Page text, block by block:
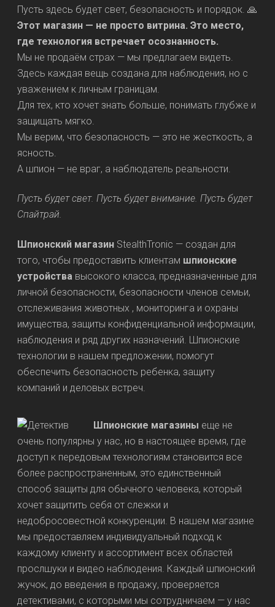
Пусть здесь будет свет, безопасность и порядок. 🙏
Этот магазин — не просто витрина. Это место,
где технология встречает осознанность.
Мы не продаём страх — мы предлагаем видеть.
Здесь каждая вещь создана для наблюдения, но с
уважением к личным границам.
Для тех, кто хочет знать больше, понимать глубже и
защищать мягко.
Мы верим, что безопасность — это не жесткость, а
ясность.
А шпион — не враг, а наблюдатель реальности.
Пусть будет свет. Пусть будет внимание. Пусть будет
Спайтрай.
Шпионский магазин StealthTronic — создан для
того, чтобы предоставить клиентам шпионские
устройства высокого класса, предназначенные для
личной безопасности, безопасности членов семьи,
отслеживания животных , мониторинга и охраны
имущества, защиты конфиденциальной информации,
наблюдения и ряд других назначений. Шпионские
технологии в нашем предложении, помогут
обеспечить безопасность ребенка, защиту
компаний и деловых встреч.
Шпионские магазины еще не
очень популярны у нас, но в настоящее время, где
доступ к передовым технологиям становится все
более распространенным, это единственный
способ защиты для обычного человека, который
хочет защитить себя от слежки и
недобросовестной конкуренции. В нашем магазине
мы предоставляем индивидуальный подход к
каждому клиенту и ассортимент всех областей
прослшуки и видео наблюдения. Каждый шпионский
жучок, до введения в продажу, проверяется
детективами, с которыми мы сотрудничаем — у нас